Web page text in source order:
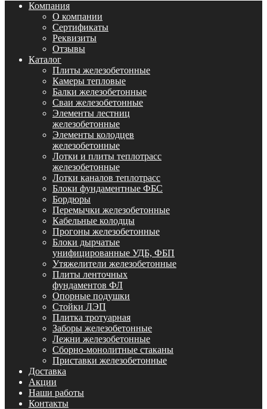
Компания
О компании
Сертификаты
Реквизиты
Отзывы
Каталог
Плиты железобетонные
Камеры тепловые
Балки железобетонные
Сваи железобетонные
Элементы лестниц
железобетонные
Элементы колодцев
железобетонные
Лотки и плиты теплотрасс
железобетонные
Лотки каналов теплотрасс
Блоки фундаментные ФБС
Бордюры
Перемычки железобетонные
Кабельные колодцы
Прогоны железобетонные
Блоки дырчатые
унифицированные УДБ, ФБП
Утяжелители железобетонные
Плиты ленточных
фундаментов ФЛ
Опорные подушки
Стойки ЛЭП
Плитка тротуарная
Заборы железобетонные
Лежни железобетонные
Сборно-монолитные стаканы
Приставки железобетонные
Доставка
Акции
Наши работы
Контакты